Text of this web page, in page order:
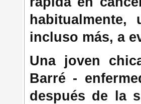
incluso más, a
Una joven
Barré -
después de la